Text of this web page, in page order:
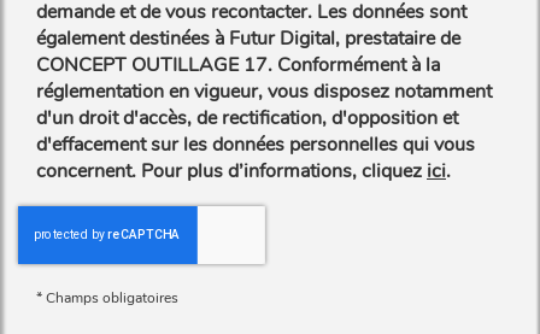
demande et de vous recontacter. Les données sont
également destinées à Futur Digital, prestataire de
CONCEPT OUTILLAGE 17. Conformément à la
réglementation en vigueur, vous disposez notamment
d'un droit d'accès, de rectification, d'opposition et
d'effacement sur les données personnelles qui vous
concernent. Pour plus d’informations, cliquez ici.
*Champs obligatoires